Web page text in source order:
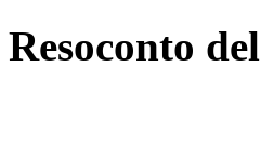
Resoconto